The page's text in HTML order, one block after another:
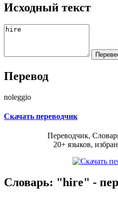
Исходный текст
Перевод
noleggio
Скачать переводчик
Переводчик,
20+ языков,
Словарь: "hire" -